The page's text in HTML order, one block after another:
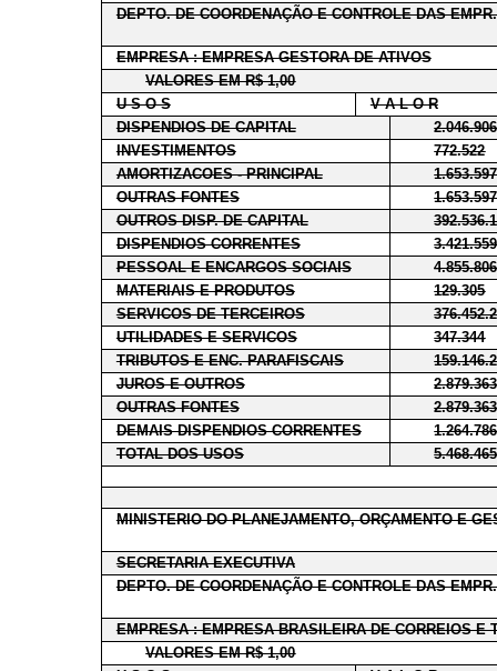
DEPTO. DE COORDENAÇÃO E CONTROLE DAS
EMPRESA : EMPRESA GESTORA DE ATIVOS
VALORES EM R$ 1,00
U S O S
V A L O R
DISPENDIOS DE CAPITAL
INVESTIMENTOS
772.522
AMORTIZACOES - PRINCIPAL
OUTRAS FONTES
OUTROS DISP. DE CAPITAL
DISPENDIOS CORRENTES
PESSOAL E ENCARGOS SOCIAIS
4.855.806
MATERIAIS E PRODUTOS
129.305
SERVICOS DE TERCEIROS
UTILIDADES E SERVICOS
347.344
TRIBUTOS E ENC. PARAFISCAIS
JUROS E OUTROS
OUTRAS FONTES
DEMAIS DISPENDIOS CORRENTES
1.264.786
TOTAL DOS USOS
MINISTERIO DO PLANEJAMENTO, ORÇAMENTO E
SECRETARIA EXECUTIVA
DEPTO. DE COORDENAÇÃO E CONTROLE DAS
EMPRESA : EMPRESA BRASILEIRA DE CORREIOS E
VALORES EM R$ 1,00